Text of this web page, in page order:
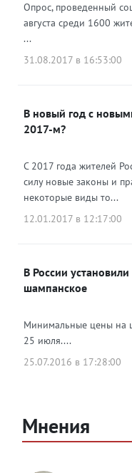
Опрос, проведенный
августа среди 1600
...
31.08.2017 в 16:53:00
В новый год с
2017-м?
С 2017 года жителей
силу новые законы и
некоторые виды то...
12.01.2017 в 12:17:00
В России
шампанское
Минимальные цены на
25 июля....
25.07.2016 в 17:28:00
Мнения